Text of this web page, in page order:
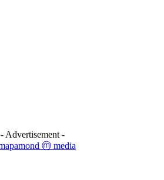
- Advertisement -